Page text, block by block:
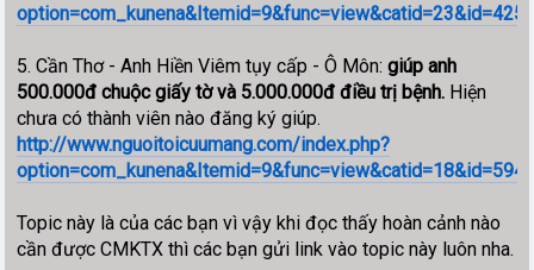
5. Cần Thơ - Anh Hiền Viêm tụy cấp - Ô Môn:giúp anh
500.000đ chuộc giấy tờ và 5.000.000đ điều trị bệnh. Hiện
chưa có thành viên nào đăng ký giúp.
http://www.nguoitoicuumang.com/index.php?
Topic này là của các bạn vì vậy khi đọc thấy hoàn cảnh nào
cần được CMKTX thì các bạn gửi link vào topic này luôn nha.